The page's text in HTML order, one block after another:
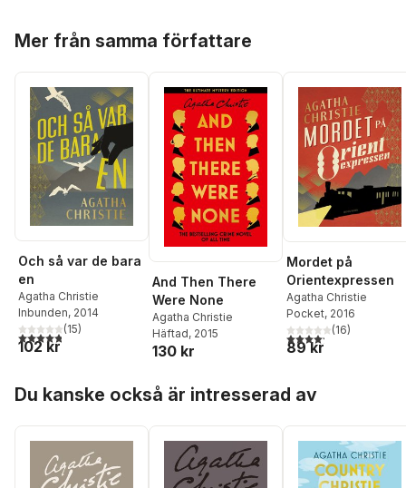
Mer från samma författare
Och så var de bara
en
Agatha Christie
Inbunden, 2014
4,8utav 5 stjärnor. Totalt antal röster:
(15)
102 kr
And Then There
Were None
Agatha Christie
Häftad, 2015
130 kr
Mordet på
Orientexpressen
Agatha Christie
Pocket, 2016
4,2utav 5 stjärnor.
(16)
89 kr
Du kanske också är intresserad av